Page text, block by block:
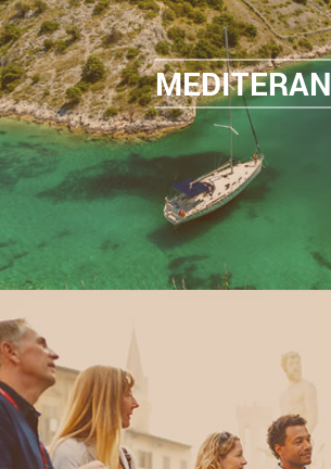
MEDITERAN